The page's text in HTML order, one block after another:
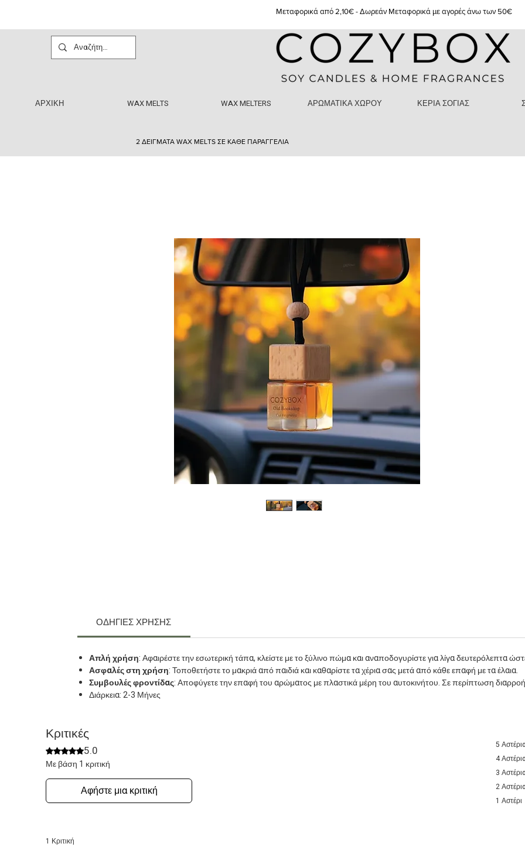
Μεταφορικά από 2,10€ - Δωρεάν Μεταφορικά με αγορές άνω των 50€
ΑΡΧΙΚΗ WAX MELTS WAX MELTERS ΑΡΩΜΑΤΙΚΑ ΧΩΡΟΥ ΚΕΡΙΑ ΣΟΓΙΑΣ
2 ΔΕΙΓΜΑΤΑ WAX MELTS ΣΕ ΚΑΘΕ ΠΑΡΑΓΓΕΛΙΑ
ΟΔΗΓΙΕΣ ΧΡΗΣΗΣ
Απλή χρήση: Αφαιρέστε την εσωτερική τάπα, κλείστε με το ξύλινο πώμα και αναποδογυρίστε για λίγα δευτερόλεπτα
Ασφαλές στη χρήση: Τοποθετήστε το μακριά από παιδιά και καθαρίστε τα χέρια σας μετά από κάθε επαφή με τα έλαια.
Συμβουλές φροντίδας: Αποφύγετε την επαφή του αρώματος με πλαστικά μέρη του αυτοκινήτου. Σε περίπτωση
Διάρκεια: 2-3 Μήνες
Κριτικές
Βαθμολογήθηκε με 5 από 5 αστέρια.
5.0
Με βάση 1 κριτική
Αφήστε μια κριτική
5
4
3
2
1 Αστέρι
1 Κριτική